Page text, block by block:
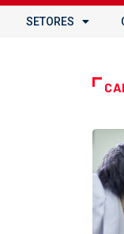
SETORES